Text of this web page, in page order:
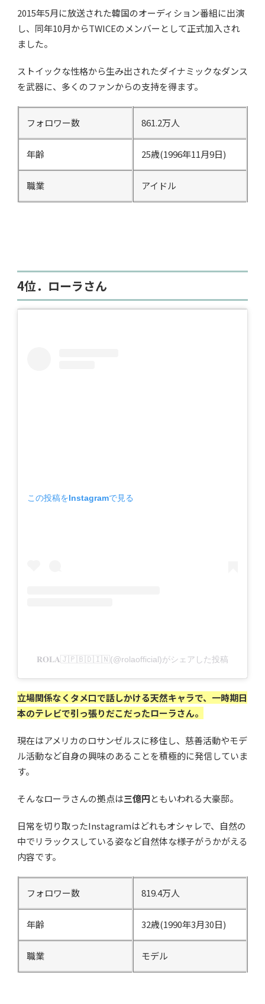
2015年5月に放送された韓国のオーディション番組に出演
し、同年10月からTWICEのメンバーとして正式加入され
ました。
ストイックな性格から生み出されたダイナミックなダンス
を武器に、多くのファンからの支持を得ます。
フォロワー数 861.2万人
年齢 25歳(1996年11月9日)
職業 アイドル
4位．ローラさん
この投稿をInstagramで見る
𝐑𝐎𝐋𝐀🇯🇵🇧🇩🇮🇳(@rolaofficial)がシェアした投稿
立場関係なくタメ口で話しかける天然キャラで、一時期日
本のテレビで引っ張りだこだったローラさん。
現在はアメリカのロサンゼルスに移住し、慈善活動やモデ
ル活動など自身の興味のあることを積極的に発信していま
す。
そんなローラさんの拠点は三億円ともいわれる大豪邸。
日常を切り取ったInstagramはどれもオシャレで、自然の
中でリラックスしている姿など自然体な様子がうかがえる
内容です。
フォロワー数 819.4万人
年齢 32歳(1990年3月30日)
職業 モデル